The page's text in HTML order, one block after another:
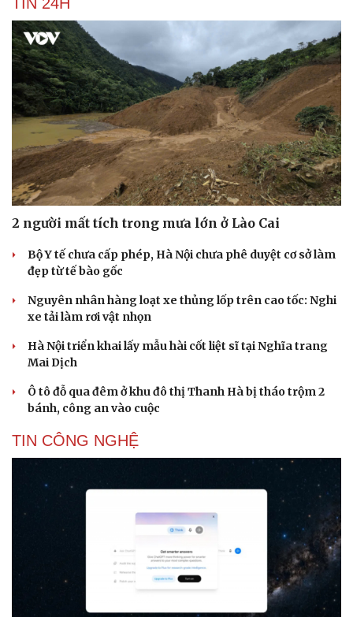
2 người mất tích trong mưa lớn ở Lào Cai
Bộ Y tế chưa cấp phép, Hà Nội chưa phê duyệt cơ sở làm
đẹp từ tế bào gốc
Nguyên nhân hàng loạt xe thủng lốp trên cao tốc: Nghi
xe tải làm rơi vật nhọn
Hà Nội triển khai lấy mẫu hài cốt liệt sĩ tại Nghĩa trang
Mai Dịch
Ô tô đỗ qua đêm ở khu đô thị Thanh Hà bị tháo trộm 2
bánh, công an vào cuộc
TIN CÔNG NGHỆ